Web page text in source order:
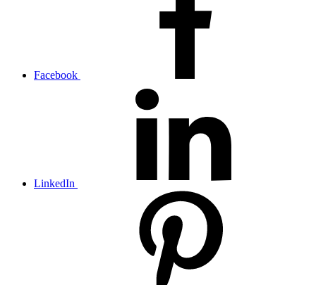
Facebook
LinkedIn